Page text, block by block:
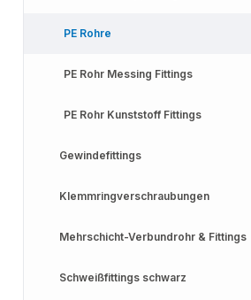
PE Rohre
PE Rohr Messing Fittings
PE Rohr Kunststoff Fittings
Gewindefittings
Klemmringverschraubungen
Mehrschicht-Verbundrohr & Fittings
Schweißfittings schwarz